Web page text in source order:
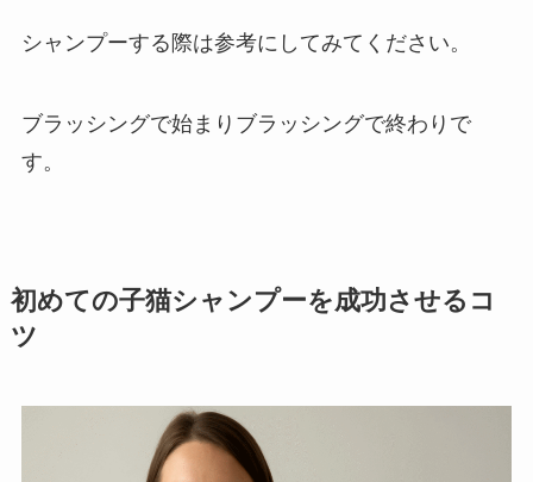
シャンプーする際は参考にしてみてください。
ブラッシングで始まりブラッシングで終わりで
す。
初めての子猫シャンプーを成功させるコ
ツ